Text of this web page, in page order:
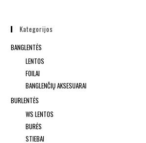
Kategorijos
BANGLENTĖS
LENTOS
FOILAI
BANGLENČIŲ AKSESUARAI
BURLENTĖS
WS LENTOS
BURĖS
STIEBAI